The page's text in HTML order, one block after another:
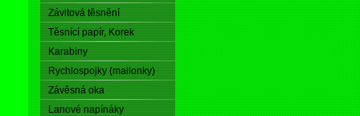
Závitová těsnění
Těsnící papír, Korek
Karabiny
Rychlospojky (mailonky)
Závěsná oka
Lanové napínáky